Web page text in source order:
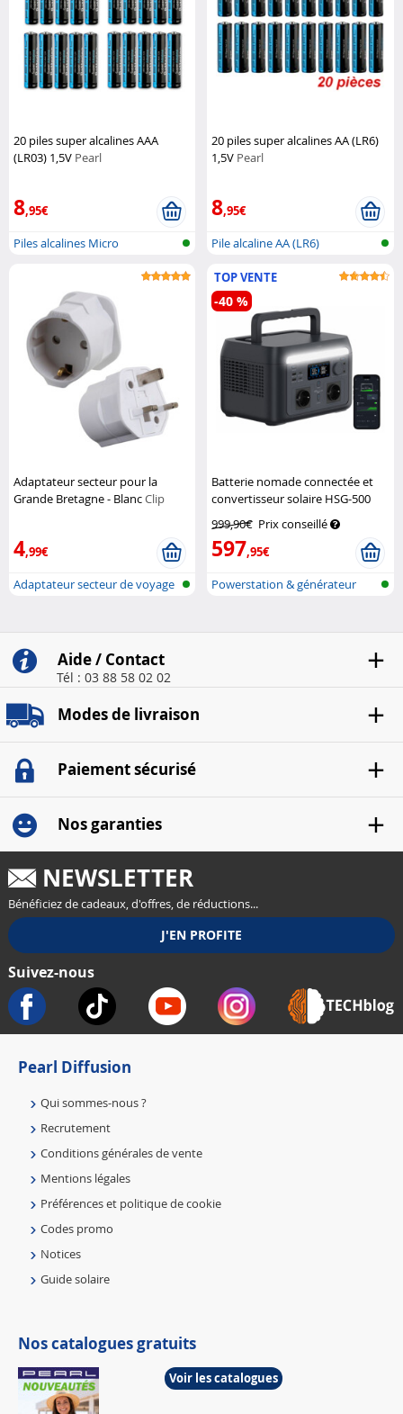
20 piles super alcalines AAA
(LR03) 1,5V Pearl
8,95€
Piles alcalines Micro
20 piles super alcalines AA (LR6)
1,5V Pearl
8,95€
Pile alcaline AA (LR6)
Adaptateur secteur pour la
Grande Bretagne - BlancClip
4,99€
Adaptateur secteur de voyage
TOP VENTE
Batterie nomade connectée et
convertisseur solaire HSG-500
onduleur – 614,4 WhRevolt
999,90€ Prix conseillé
597,95€
-40 %
Powerstation & générateur
Aide / Contact
Tél : 03 88 58 02 02
Modes de livraison
Paiement sécurisé
Nos garanties
NEWSLETTER
Bénéficiez de cadeaux, d'offres, de réductions...
Suivez-nous
Pearl Diffusion
Qui sommes-nous ?
Recrutement
Conditions générales de vente
Mentions légales
Préférences et politique de cookie
Codes promo
Notices
Guide solaire
Nos catalogues gratuits
Voir les catalogues